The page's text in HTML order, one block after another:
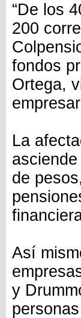
“De los
200
fondos
Ortega,
La
de
Así
y